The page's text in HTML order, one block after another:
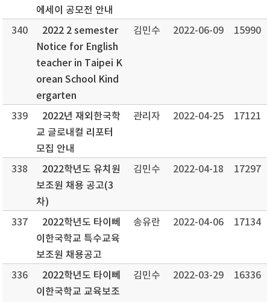
에세이 공모전 안내
340
2022 2 semester
Notice for English
teacher in Taipei K
orean School Kind
ergarten
김민수 2022-06-09 15990
339
2022년 재외한국학
교 글로내컬 리포터
모집 안내
관리자 2022-04-25 17121
338
2022학년도 유치원
보조원 채용 공고(3
차)
김민수 2022-04-18 17297
337
2022학년도 타이뻬
이한국학교 특수교육
보조원 채용공고
송유란 2022-04-06 17134
336
2022학년도 타이뻬
이한국학교 교육보조
김민수 2022-03-29 16336